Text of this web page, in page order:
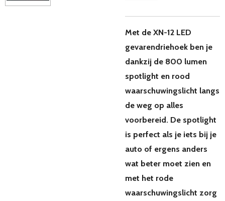
Met de XN-12 LED
gevarendriehoek ben je
dankzij de 800 lumen
spotlight en rood
waarschuwingslicht langs
de weg op alles
voorbereid. De spotlight
is perfect als je iets bij je
auto of ergens anders
wat beter moet zien en
met het rode
waarschuwingslicht zorg